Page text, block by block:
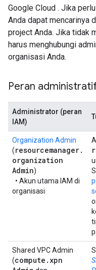
Google Cloud . Jika
Anda dapat mencarinya
project Anda. Jika tidak
harus menghubungi
organisasi Anda.
Peran
Administrator (peran
IAM)
Organization Admin
(resourcemanager.
organization
Admin)
• Akun utama IAM di
organisasi
Shared VPC Admin
(compute . xpn